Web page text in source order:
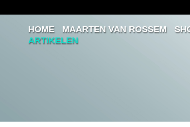
InloggenHOME MAARTEN VAN ROSSEM
ARTIKELEN